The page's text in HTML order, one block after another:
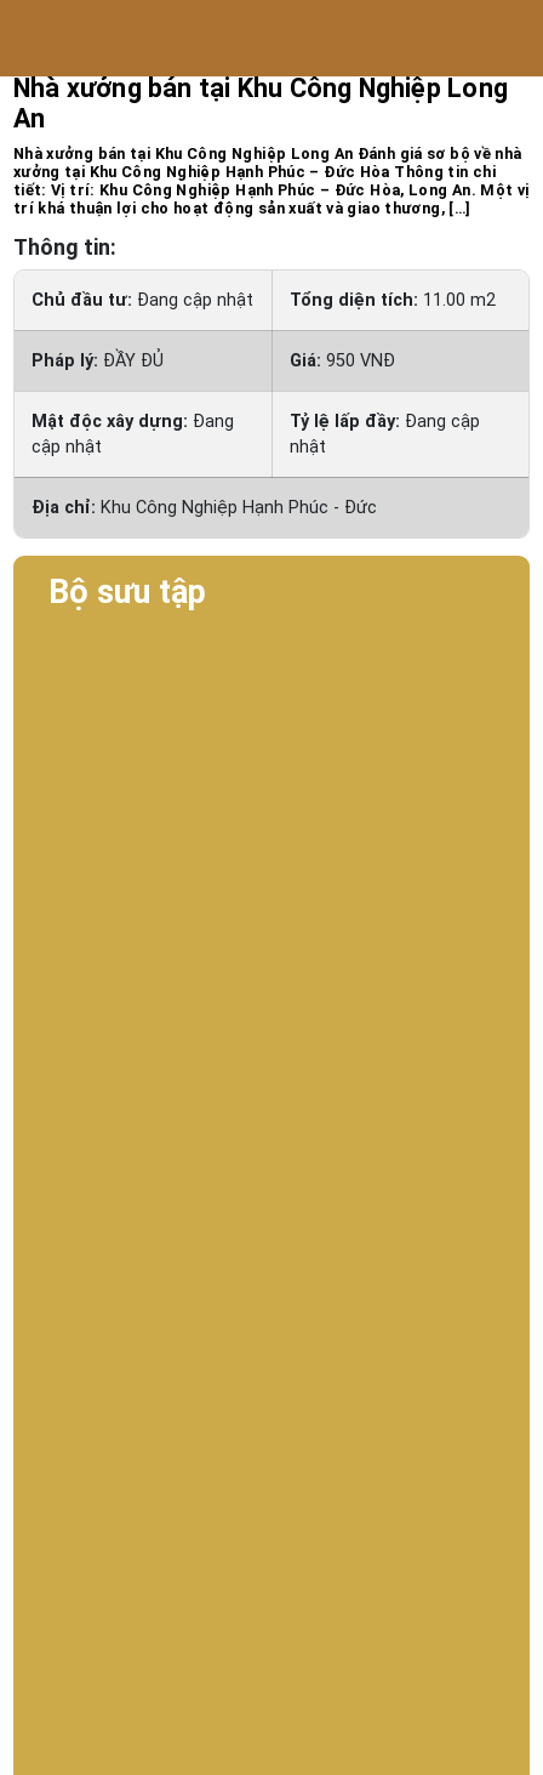
Nhà xưởng bán tại Khu Công Nghiệp Long
An
Nhà xưởng bán tại Khu Công Nghiệp Long An Đánh giá sơ bộ về nhà
xưởng tại Khu Công Nghiệp Hạnh Phúc – Đức Hòa Thông tin chi
tiết: Vị trí: Khu Công Nghiệp Hạnh Phúc – Đức Hòa, Long An. Một vị
trí khá thuận lợi cho hoạt động sản xuất và giao thương, […]
Thông tin:
Chủ đầu tư: Đang cập nhật Tổng diện tích: 11.00 m2
Pháp lý: ĐẦY ĐỦ Giá:950 VNĐ
Mật độc xây dựng: Đang
cập nhật
Tỷ lệ lấp đầy: Đang cập
nhật
Địa chỉ: Khu Công Nghiệp Hạnh Phúc - Đức
Bộ sưu tập